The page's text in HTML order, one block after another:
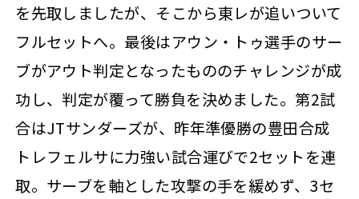
を先取しましたが、そこから東レが追いついて
フルセットへ。最後はアウン・トゥ選手のサー
ブがアウト判定となったもののチャレンジが成
功し、判定が覆って勝負を決めました。第2試
合はJTサンダーズが、昨年準優勝の豊田合成
トレフェルサに力強い試合運びで2セットを連
取。サーブを軸とした攻撃の手を緩めず、3セ